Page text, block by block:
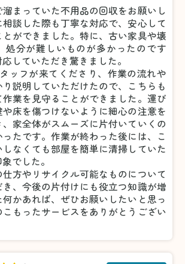
まっていた不用品の回収をお願いし
談した際も丁寧な対応で、安心して
ができました。特に、古い家具や壊
処分が難しいものが多かったのです
していただき驚きました。
ッフが来てくださり、作業の流れや
説明していただけたので、こちらも
業を見守ることができました。運び
床を傷つけないように細心の注意を
家全体がスムーズに片付いていくの
たです。作業が終わった後には、こ
なくても部屋を簡単に清掃していた
でした。
方やリサイクル可能なものについて
き、今後の片付けにも役立つ知識が増
かあれば、ぜひお願いしたいと思っ
もったサービスをありがとうござい